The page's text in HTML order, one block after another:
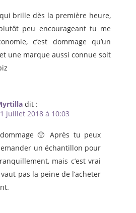
qui brille dès la première heure,
peu encourageant tu me
c’est dommage qu’un
une marque aussi connue soit
dit :
juillet 2018 à 10:03
dommage 🙁 Après tu peux
un échantillon pour
mais c’est vrai
pas la peine de l’acheter